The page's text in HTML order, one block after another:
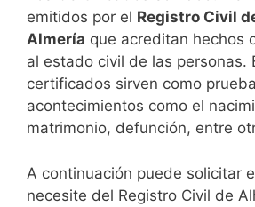
emitidos por el Registro Civil
Almería que acreditan hechos
al estado civil de las personas.
certificados sirven como
acontecimientos como el
matrimonio, defunción, entre
A continuación puede solicitar
necesite del Registro Civil de